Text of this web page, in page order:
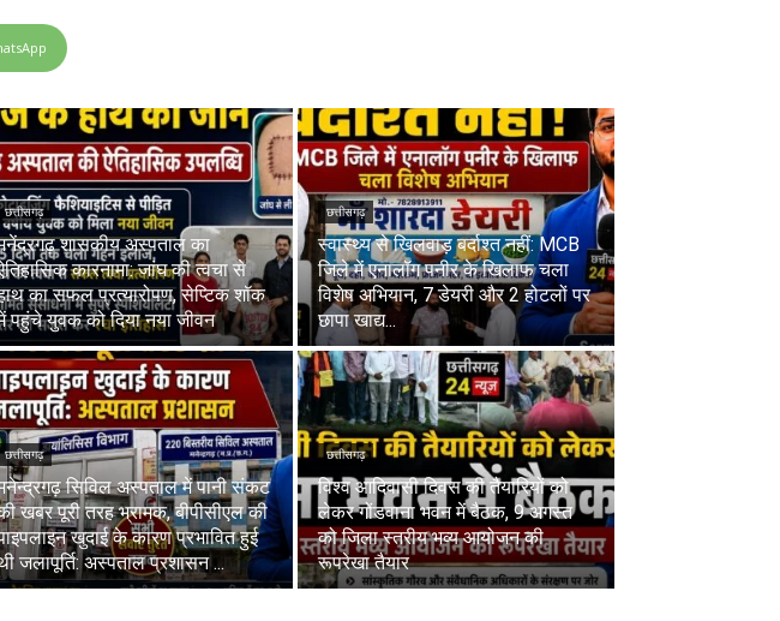
छत्तीसगढ़
शासकीय अस्पताल का
कारनामा: जांघ की त्वचा से
का सफल प्रत्यारोपण, सेप्टिक शॉक
पहुंचे युवक को दिया नया जीवन
छत्तीसगढ़
स्वास्थ्य से खिलवाड़ बर्दाश्त नहीं: MCB
जिले में एनालॉग पनीर के खिलाफ चला
विशेष अभियान, 7 डेयरी और 2 होटलों पर
छापा खाद्य...
छत्तीसगढ़
सिविल अस्पताल में पानी संकट
खबर पूरी तरह भ्रामक, बीपीसीएल की
खुदाई के कारण प्रभावित हुई
जलापूर्ति: अस्पताल प्रशासन ...
छत्तीसगढ़
विश्व आदिवासी दिवस की तैयारियों को
लेकर गोंडवाना भवन में बैठक, 9 अगस्त
को जिला स्तरीय भव्य आयोजन की
रूपरेखा तैयार